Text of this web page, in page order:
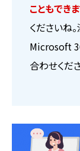
こともできま
くださいね
Microsoft
合わせくだ